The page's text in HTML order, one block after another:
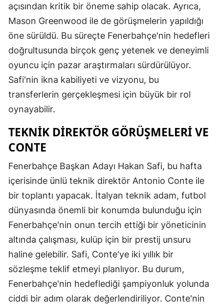
açısından kritik bir öneme sahip olacak. Ayrıca,
Mason Greenwood ile de görüşmelerin yapıldığı
öne sürüldü. Bu süreçte Fenerbahçe'nin hedefleri
doğrultusunda birçok genç yetenek ve deneyimli
oyuncu için pazar araştırmaları sürdürülüyor.
Safi'nin ikna kabiliyeti ve vizyonu, bu
transferlerin gerçekleşmesi için büyük bir rol
oynayabilir.
TEKNIK DIREKTÖR GÖRÜŞMELERI VE
CONTE
Fenerbahçe Başkan Adayı Hakan Safi, bu hafta
içerisinde ünlü teknik direktör Antonio Conte ile
bir toplantı yapacak. İtalyan teknik adam, futbol
dünyasında önemli bir konumda bulunduğu için
Fenerbahçe'nin onun tercih ettiği bir yöneticinin
altında çalışması, kulüp için bir prestij unsuru
haline gelebilir. Safi, Conte'ye iki yıllık bir
sözleşme teklif etmeyi planlıyor. Bu durum,
Fenerbahçe'nin hedeflediği şampiyonluk yolunda
ciddi bir adım olarak değerlendiriliyor. Conte'nin